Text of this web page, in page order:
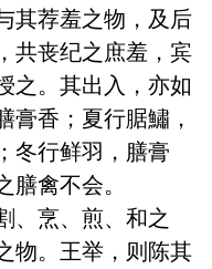
其荐羞之物，及后
共丧纪之庶羞，宾
之。其出入，亦如
膏香；夏行腒鱐，
冬行鲜羽，膳膏
禽不会。
、烹、煎、和之
物。王举，则陈其